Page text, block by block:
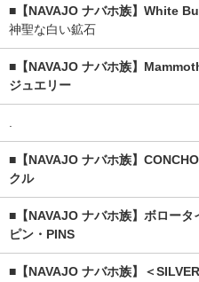
■【NAVAJO ナバホ族】White
神聖な白い鉱石
■【NAVAJO ナバホ族】
ジュエリー
.
■【NAVAJO ナバホ族】
クル
■【NAVAJO ナバホ族】ボロータ
ピン・PINS
■【NAVAJO ナバホ族】＜